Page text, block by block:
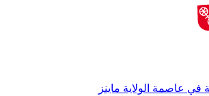
عاصمة الولاية ماينز